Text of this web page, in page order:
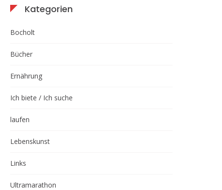
Kategorien
Bocholt
Bücher
Ernährung
Ich biete / Ich suche
laufen
Lebenskunst
Links
Ultramarathon